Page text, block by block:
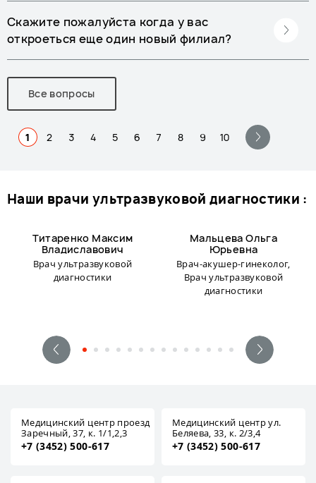
Скажите пожалуйста когда у вас
откроеться еще один новый филиал?
Все вопросы
1 2 3 4 5 6 7 8 9 10
наши врачи ультразвуковой диагностики :
Титаренко Максим
Владиславович
Врач ультразвуковой
диагностики
Мальцева Ольга
Юрьевна
Врач-акушер-гинеколог,
Врач ультразвуковой
диагностики
Медицинский центр проезд
Заречный, 37, к. 1/1,2,3
+7 (3452) 500-617
Медицинский центр ул.
Беляева, 33, к. 2/3,4
+7 (3452) 500-617